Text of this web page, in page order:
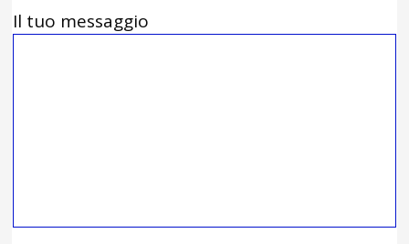
Il tuo messaggio